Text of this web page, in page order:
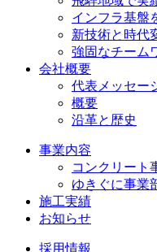
インフラ基盤
新技術と時代
強固なチーム
会社概要
代表メッセー
概要
沿革と歴史
事業内容
コンクリート
ゆきぐに事業
施工実績
お知らせ
採用情報